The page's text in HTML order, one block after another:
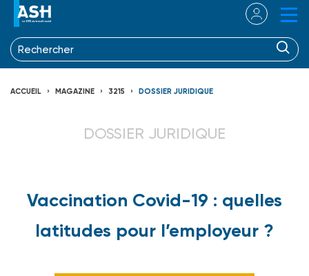
ACCUEIL MAGAZINE 3215 DOSSIER JURIDIQUE
DOSSIER JURIDIQUE
Vaccination Covid-19 : quelles
latitudes pour l’employeur ?